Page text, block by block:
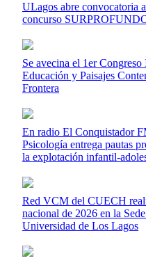
ULagos abre convocatoria
concurso
Se avecina el 1er
Educación y Paisajes
Frontera
En radio El Conquistador
Psicología entrega pautas
la explotación infantil-
Red VCM del CUECH
nacional de 2026 en la
Universidad de Los Lagos